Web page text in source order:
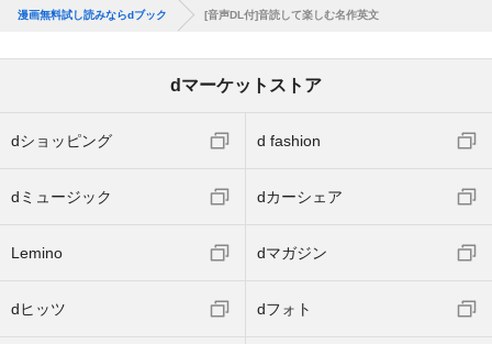
漫画無料試し読みならdブック [音声DL付]音読して楽しむ名作英文
dマーケットストア
dショッピング d fashion
dミュージック dカーシェア
Lemino dマガジン
dヒッツ dフォト